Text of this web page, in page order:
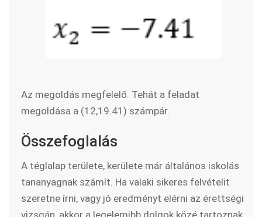
Az megoldás megfelelő. Tehát a feladat
megoldása a (12,19.41) számpár.
Összefoglalás
A téglalap területe, kerülete már általános iskolás
tananyagnak számít. Ha valaki sikeres felvételit
szeretne írni, vagy jó eredményt elérni az érettségi